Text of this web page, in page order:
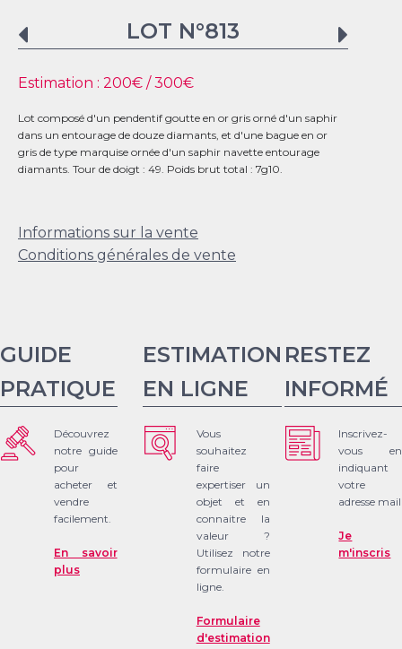
LOT N°813
Estimation : 200€ /300€
Lot composé d'un pendentif goutte en or gris orné d'un saphir
dans un entourage de douze diamants, et d'une bague en or
gris de type marquise ornée d'un saphir navette entourage
diamants. Tour de doigt : 49. Poids brut total : 7g10.
Informations sur la vente
Conditions générales de vente
GUIDE
PRATIQUE
Découvrez
notre guide
pour
acheter et
vendre
facilement.
En savoir
plus
ESTIMATION
EN LIGNE
Vous
souhaitez
faire
expertiser un
objet et en
connaitre la
valeur ?
Utilisez notre
formulaire en
ligne.
Formulaire
d'estimation
RESTEZ
INFORMÉ
Inscrivez-
vous en
indiquant
votre
adresse mail
Je
m'inscris